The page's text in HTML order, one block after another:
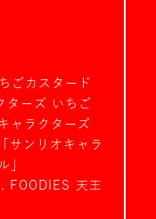
ごカスタード
ターズ いちご
ャラクターズ
サンリオキャラ
」
FOODIES 天王